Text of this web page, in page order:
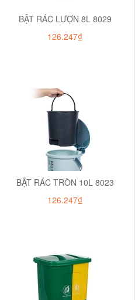
BẬT RÁC LƯỢN 8L 8029
126.247₫
BẬT RÁC TRÒN 10L 8023
126.247₫